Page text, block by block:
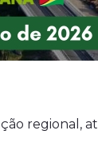
regional,